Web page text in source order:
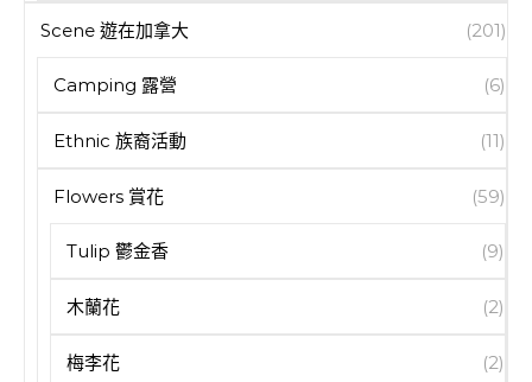
Scene 遊在加拿大 (201)
Camping 露營 (6)
Ethnic 族裔活動 (11)
Flowers 賞花 (59)
Tulip 鬱金香 (9)
木蘭花 (2)
梅李花 (2)